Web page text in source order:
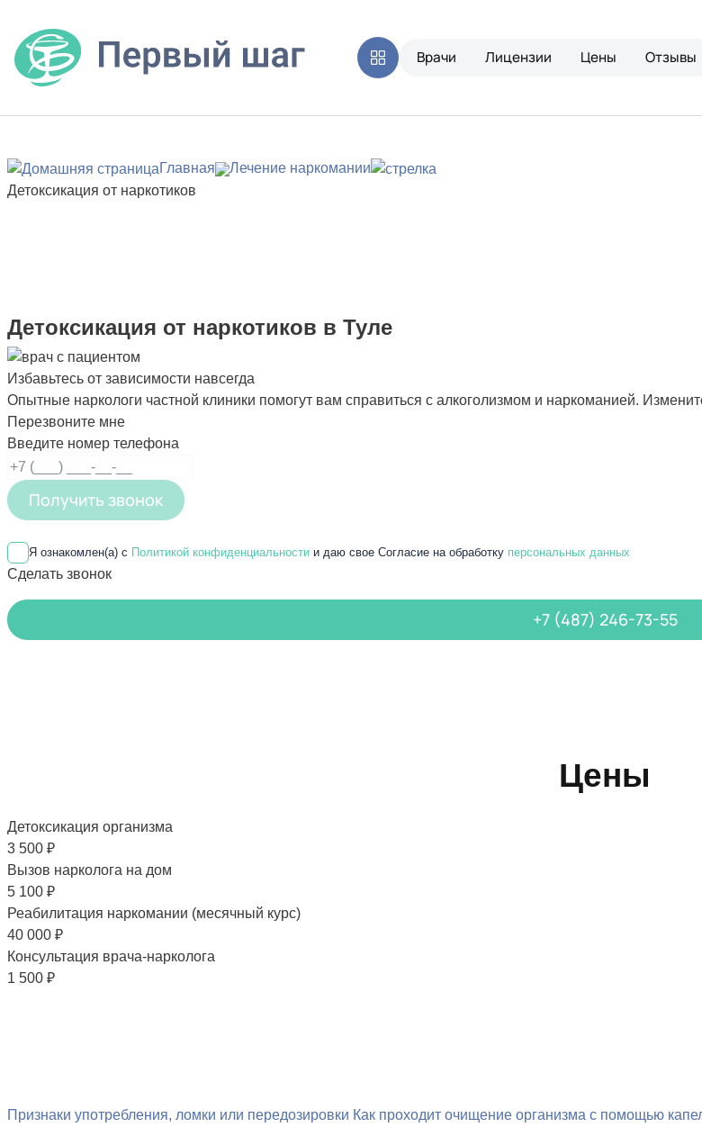
Врачи Лицензии Цены Отзывы
Главная
Лечение наркомании
Детоксикация от наркотиков
Детоксикация от наркотиков в Туле
Избавьтесь от зависимости навсегда
Опытные наркологи частной клиники помогут вам справиться с алкоголизмом и наркоманией.
Перезвоните мне
Введите номер телефона
Получить звонок
Я ознакомлен(а) с Политикой конфиденциальности и даю свое Согласие на обработку персональных данных
Сделать звонок
+7 (487) 246-73-55
Цены
Детоксикация организма
3 500 ₽
Вызов нарколога на дом
5 100 ₽
Реабилитация наркомании (месячный курс)
40 000 ₽
Консультация врача-нарколога
1 500 ₽
Признаки употребления, ломки или передозировки Как проходит очищение организма с помощью